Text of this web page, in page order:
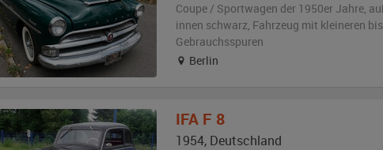
Coupe / Sportwagen der 1950er Jahre,
innen schwarz, Fahrzeug mit kleineren
Gebrauchsspuren
Berlin
IFA F 8
1954, Deutschland